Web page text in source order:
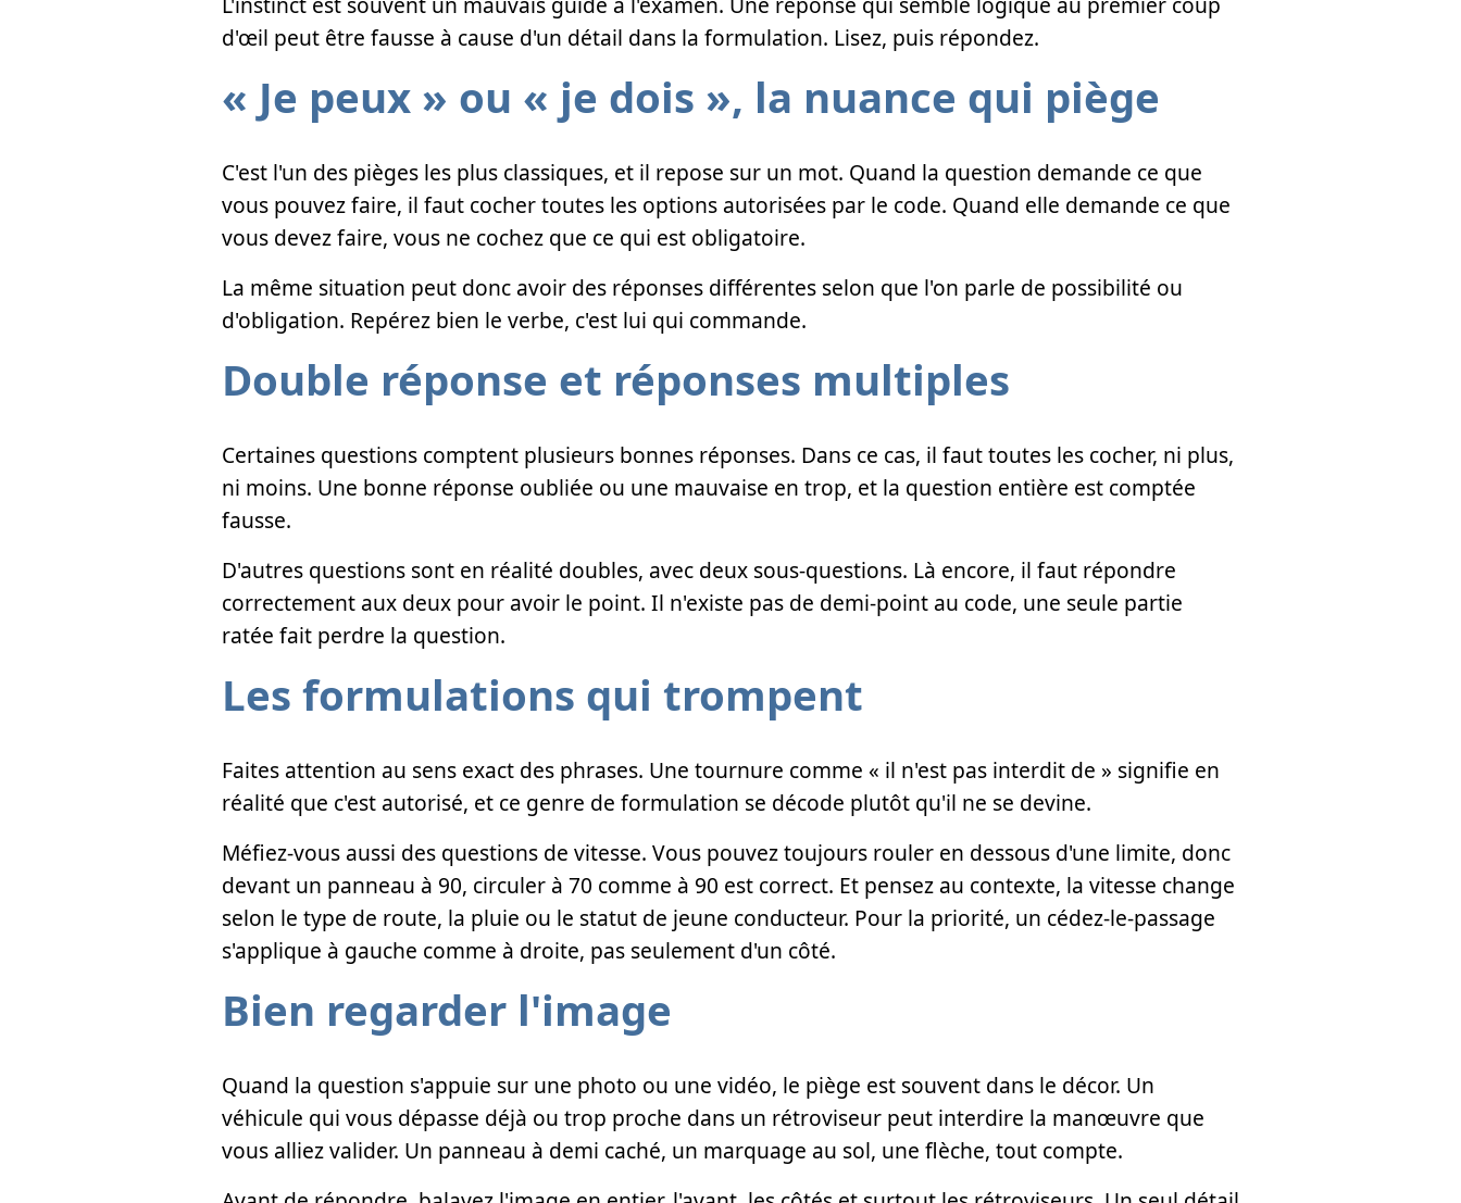
d'œil peut être fausse à cause d'un détail dans la formulation. Lisez, puis répondez.
« Je peux » ou « je dois », la nuance qui piège
C'est l'un des pièges les plus classiques, et il repose sur un mot. Quand la question demande ce que
vous pouvez faire, il faut cocher toutes les options autorisées par le code. Quand elle demande ce que
vous devez faire, vous ne cochez que ce qui est obligatoire.
La même situation peut donc avoir des réponses différentes selon que l'on parle de possibilité ou
d'obligation. Repérez bien le verbe, c'est lui qui commande.
Double réponse et réponses multiples
Certaines questions comptent plusieurs bonnes réponses. Dans ce cas, il faut toutes les cocher, ni plus,
ni moins. Une bonne réponse oubliée ou une mauvaise en trop, et la question entière est comptée
fausse.
D'autres questions sont en réalité doubles, avec deux sous-questions. Là encore, il faut répondre
correctement aux deux pour avoir le point. Il n'existe pas de demi-point au code, une seule partie
ratée fait perdre la question.
Les formulations qui trompent
Faites attention au sens exact des phrases. Une tournure comme « il n'est pas interdit de » signifie en
réalité que c'est autorisé, et ce genre de formulation se décode plutôt qu'il ne se devine.
Méfiez-vous aussi des questions de vitesse. Vous pouvez toujours rouler en dessous d'une limite, donc
devant un panneau à 90, circuler à 70 comme à 90 est correct. Et pensez au contexte, la vitesse change
selon le type de route, la pluie ou le statut de jeune conducteur. Pour la priorité, un cédez-le-passage
s'applique à gauche comme à droite, pas seulement d'un côté.
Bien regarder l'image
Quand la question s'appuie sur une photo ou une vidéo, le piège est souvent dans le décor. Un
véhicule qui vous dépasse déjà ou trop proche dans un rétroviseur peut interdire la manœuvre que
vous alliez valider. Un panneau à demi caché, un marquage au sol, une flèche, tout compte.